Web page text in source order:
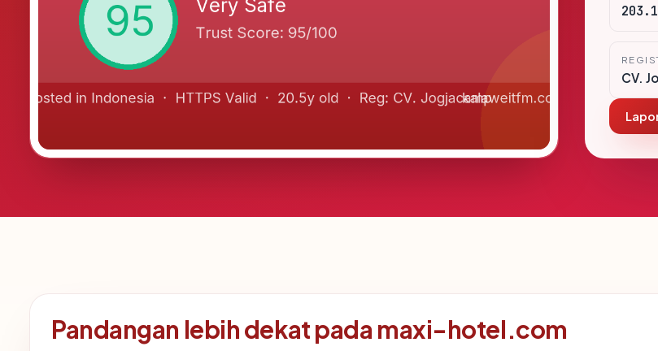
CV.
Pandangan lebih dekat pada maxi-hotel.com